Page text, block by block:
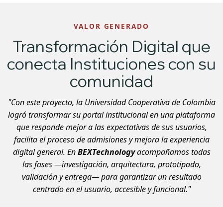
VALOR GENERADO
Transformación Digital que
conecta Instituciones con su
comunidad
"Con este proyecto, la Universidad Cooperativa de Colombia
logró transformar su portal institucional en una plataforma
que responde mejor a las expectativas de sus usuarios,
facilita el proceso de admisiones y mejora la experiencia
digital general. EnBEXTechnologyacompañamos todas
las fases —investigación, arquitectura, prototipado,
validación y entrega— para garantizar un resultado
centrado en el usuario, accesible y funcional."